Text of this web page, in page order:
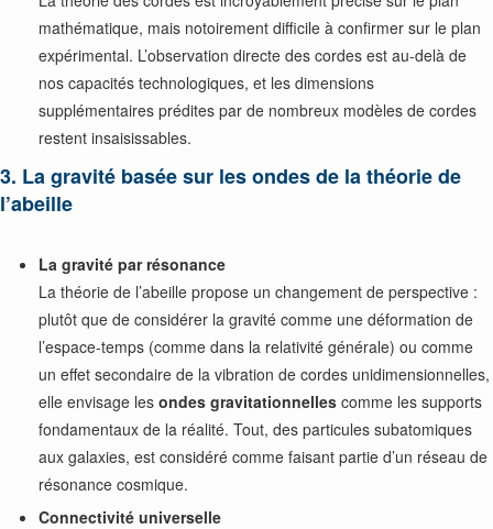
mathématique, mais notoirement difficile à confirmer sur le plan
expérimental. L’observation directe des cordes est au-delà de
nos capacités technologiques, et les dimensions
supplémentaires prédites par de nombreux modèles de cordes
restent insaisissables.
3. La gravité basée sur les ondes de la théorie de
l’abeille
La gravité par résonance
La théorie de l’abeille propose un changement de perspective :
plutôt que de considérer la gravité comme une déformation de
l’espace-temps (comme dans la relativité générale) ou comme
un effet secondaire de la vibration de cordes unidimensionnelles,
elle envisage les ondes gravitationnelles comme les supports
fondamentaux de la réalité. Tout, des particules subatomiques
aux galaxies, est considéré comme faisant partie d’un réseau de
résonance cosmique.
Connectivité universelle